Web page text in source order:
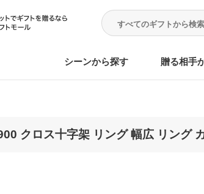
シーンから探す 贈る相手
クロス十字架 リング 幅広 リング